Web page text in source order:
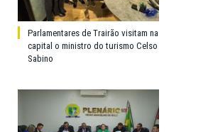
Parlamentares de Trairão visitam na
capital o ministro do turismo Celso
Sabino